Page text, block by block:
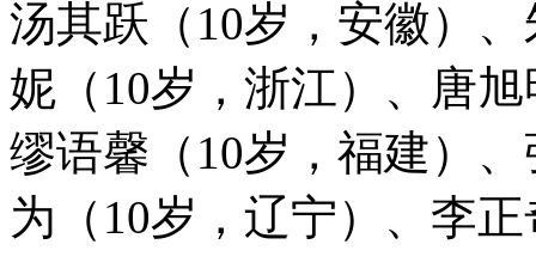
汤其跃（10岁，安徽）
妮（10岁，浙江）、唐
缪语馨（10岁，福建）
为（10岁，辽宁）、李